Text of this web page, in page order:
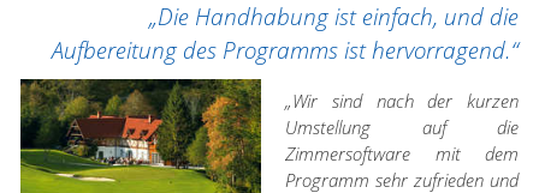
„Die Handhabung ist einfach, und die
Aufbereitung des Programms ist hervorragend.“
„Wir sind nach der kurzen
Umstellung auf die
Zimmersoftware mit dem
Programm sehr zufrieden und